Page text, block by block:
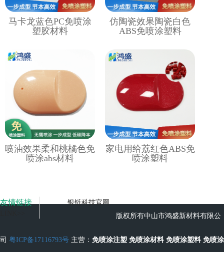
马卡龙蓝色PC免喷涂
塑胶材料
仿陶瓷效果陶瓷白色
ABS免喷涂塑料
喷油效果柔和桃橘色免
喷涂abs材料
家电用给荔红色ABS免
喷涂塑料
友情链接
银链科技官网
版权所有中山市鸿盛新材料有限公
司 粤ICP备17116793号 主营： 免喷涂注塑 免喷涂材料 免喷涂塑料 免喷涂